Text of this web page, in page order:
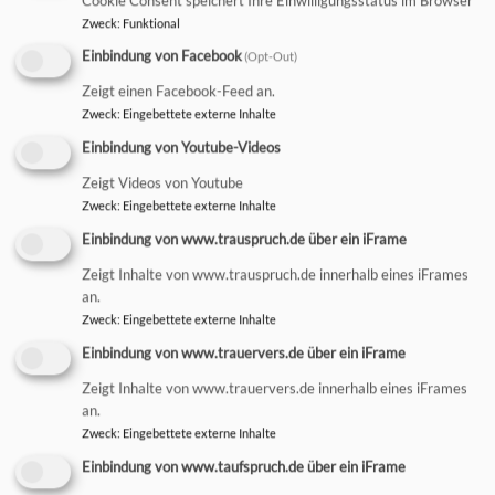
Kirchenmusik an der St.-Mang-Kirche
Zweck: Funktional
Einbindung von Facebook(Opt-Out)
Zeigt einen Facebook-Feed an.
Zweck: Eingebettete externe Inhalte
Einbindung von Youtube-Videos
Zeigt Videos von Youtube
Zweck: Eingebettete externe Inhalte
Einbindung von www.trauspruch.de über ein iFrame
Zeigt Inhalte von www.trauspruch.de innerhalb eines iFrames
an.
Zweck: Eingebettete externe Inhalte
Einbindung von www.trauervers.de über ein iFrame
Zeigt Inhalte von www.trauervers.de innerhalb eines iFrames
an.
Zweck: Eingebettete externe Inhalte
Einbindung von www.taufspruch.de über ein iFrame